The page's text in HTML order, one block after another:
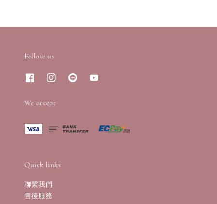
Follow us
We accept
Quick links
聯繫我們
售後服務